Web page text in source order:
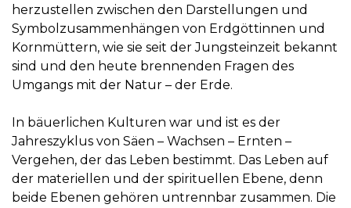
herzustellen zwischen den Darstellungen und
Symbolzusammenhängen von Erdgöttinnen und
Kornmüttern, wie sie seit der Jungsteinzeit bekannt
sind und den heute brennenden Fragen des
Umgangs mit der Natur – der Erde.
In bäuerlichen Kulturen war und ist es der
Jahreszyklus von Säen – Wachsen – Ernten –
Vergehen, der das Leben bestimmt. Das Leben auf
der materiellen und der spirituellen Ebene, denn
beide Ebenen gehören untrennbar zusammen. Die